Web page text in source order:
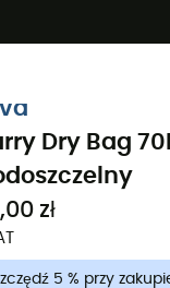
Dry Bag
zł
5 % przy